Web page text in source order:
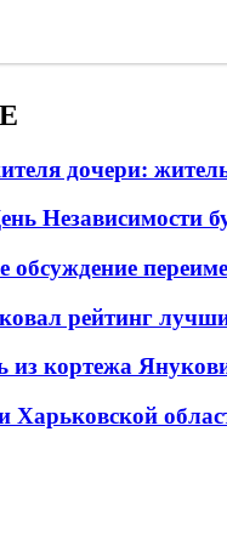
дочери:
Независимости
рейтинг
из кортежа